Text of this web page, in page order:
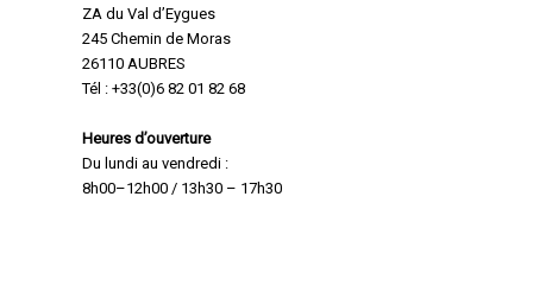
ZA du Val d’Eygues
245 Chemin de Moras
26110 AUBRES
Tél : +33(0)6 82 01 82 68
Heures d’ouverture
Du lundi au vendredi :
8h00–12h00 / 13h30 – 17h30